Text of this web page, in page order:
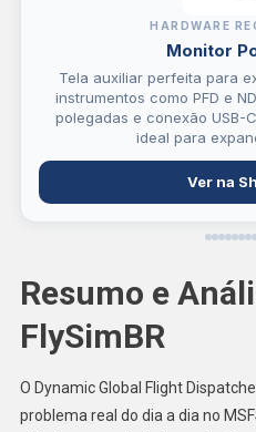
HARDWARE
Monitor
Tela auxiliar perfeita para
instrumentos como PFD e
polegadas e conexão USB-
ideal para
Ver na
Resumo e
FlySimBR
O Dynamic Global Flight
problema real do dia a dia no